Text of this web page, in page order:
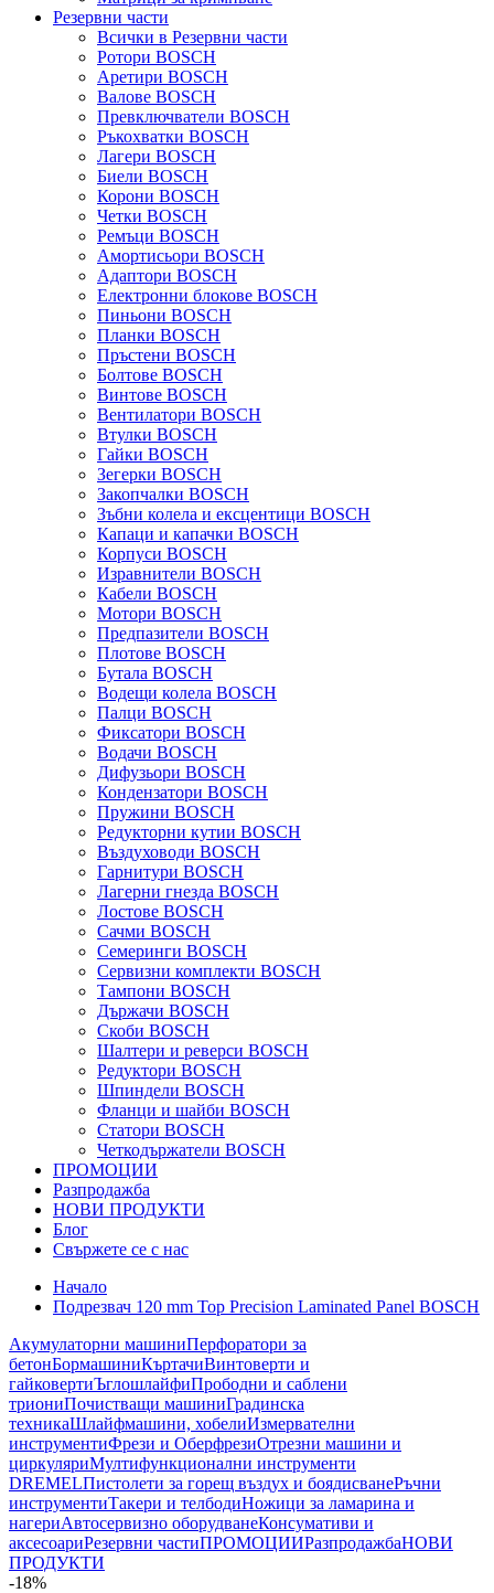
Резервни части
Всички в Резервни части
Ротори BOSCH
Аретири BOSCH
Валове BOSCH
Превключватели BOSCH
Ръкохватки BOSCH
Лагери BOSCH
Биели BOSCH
Корони BOSCH
Четки BOSCH
Ремъци BOSCH
Амортисьори BOSCH
Адаптори BOSCH
Електронни блокове BOSCH
Пиньони BOSCH
Планки BOSCH
Пръстени BOSCH
Болтове BOSCH
Винтове BOSCH
Вентилатори BOSCH
Втулки BOSCH
Гайки BOSCH
Зегерки BOSCH
Закопчалки BOSCH
Зъбни колела и ексцентици BOSCH
Капаци и капачки BOSCH
Корпуси BOSCH
Изравнители BOSCH
Кабели BOSCH
Мотори BOSCH
Предпазители BOSCH
Плотове BOSCH
Бутала BOSCH
Водещи колела BOSCH
Палци BOSCH
Фиксатори BOSCH
Водачи BOSCH
Дифузьори BOSCH
Кондензатори BOSCH
Пружини BOSCH
Редукторни кутии BOSCH
Въздуховоди BOSCH
Гарнитури BOSCH
Лагерни гнезда BOSCH
Лостове BOSCH
Сачми BOSCH
Семеринги BOSCH
Сервизни комплекти BOSCH
Тампони BOSCH
Държачи BOSCH
Скоби BOSCH
Шалтери и реверси BOSCH
Редуктори BOSCH
Шпиндели BOSCH
Фланци и шайби BOSCH
Статори BOSCH
Четкодържатели BOSCH
ПРОМОЦИИ
Разпродажба
НОВИ ПРОДУКТИ
Блог
Свържете се с нас
Начало
Подрезвач 120 mm Top Precision Laminated Panel BOSCH
Акумулаторни машиниПерфоратори за
бетонБормашиниКъртачиВинтоверти и
гайковертиЪглошлайфиПрободни и саблени
триониПочистващи машиниГрадинска
техникаШлайфмашини, хобелиИзмервателни
инструментиФрези и ОберфрезиОтрезни машини и
циркуляриМултифункционални инструменти
DREMELПистолети за горещ въздух и боядисванеРъчни
инструментиТакери и телбодиНожици за ламарина и
нагериАвтосервизно оборудванеКонсумативи и
аксесоариРезервни частиПРОМОЦИИРазпродажбаНОВИ
ПРОДУКТИ
-18%